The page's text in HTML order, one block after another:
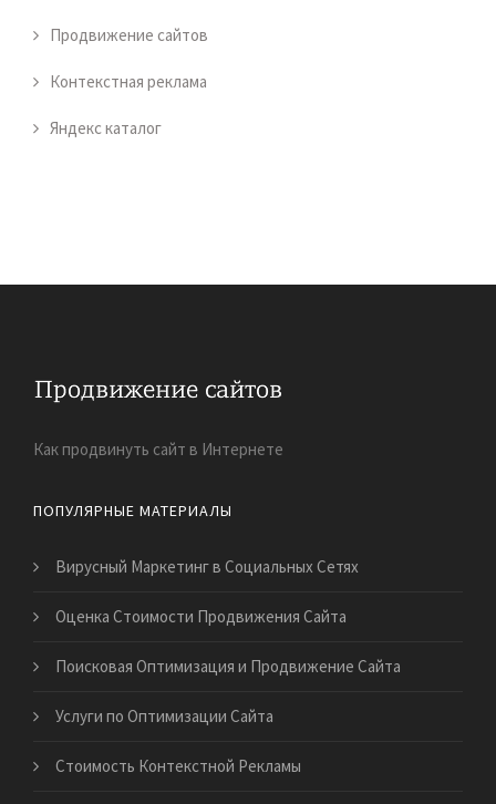
Продвижение сайтов
Контекстная реклама
Яндекс каталог
Как продвинуть сайт в Интернете
ПОПУЛЯРНЫЕ МАТЕРИАЛЫ
Вирусный Маркетинг в Социальных Сетях
Оценка Стоимости Продвижения Сайта
Поисковая Оптимизация и Продвижение Сайта
Услуги по Оптимизации Сайта
Стоимость Контекстной Рекламы